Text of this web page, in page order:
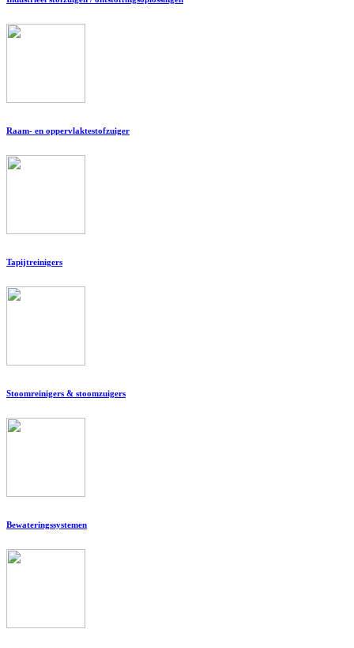
Raam- en oppervlaktestofzuiger
Tapijtreinigers
Stoomreinigers & stoomzuigers
Bewateringssystemen